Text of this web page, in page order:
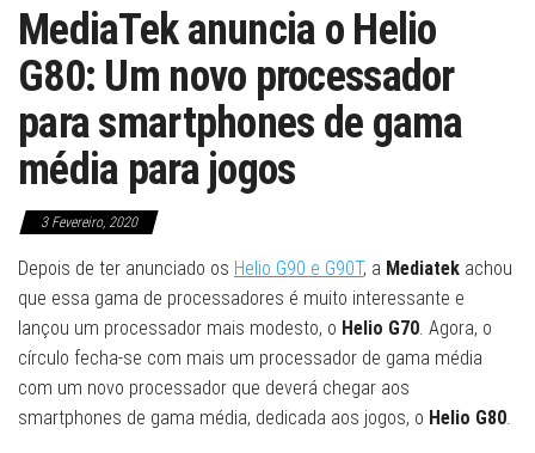
MediaTek anuncia o Helio
G80: Um novo processador
para smartphones de gama
média para jogos
3 Fevereiro, 2020
Depois de ter anunciado os Helio G90 e G90T, a Mediatek achou
que essa gama de processadores é muito interessante e
lançou um processador mais modesto, o Helio G70 . Agora, o
círculo fecha-se com mais um processador de gama média
com um novo processador que deverá chegar aos
smartphones de gama média, dedicada aos jogos, o Helio G80